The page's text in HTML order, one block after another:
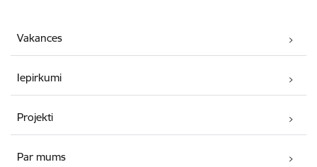
Vakances
Iepirkumi
Projekti
Par mums